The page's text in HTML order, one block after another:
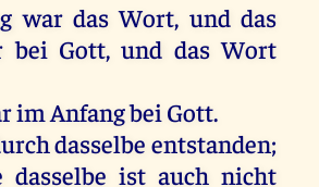
war das Wort, und das
bei Gott,und das Wort
imAnfangbei Gott.
dasselbe entstanden;
dasselbe ist auch nicht